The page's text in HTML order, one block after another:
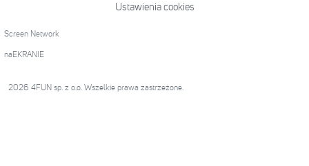
Ustawienia cookies
Screen Network
naEKRANIE
2026 4FUN sp. z o.o. Wszelkie prawa zastrzeżone.